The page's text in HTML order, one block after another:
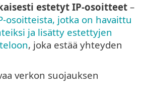
estetyt IP-osoitteet –
osoitteista, jotka on havaittu
ja lisätty estettyjen
, joka estää yhteyden
verkon suojauksen